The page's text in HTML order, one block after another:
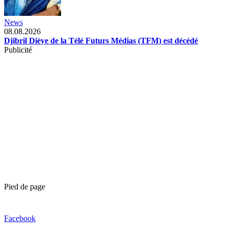
News
08.08.2026
Djibril Dièye de la Télé Futurs Médias (TFM) est décédé
Publicité
Pied de page
Facebook